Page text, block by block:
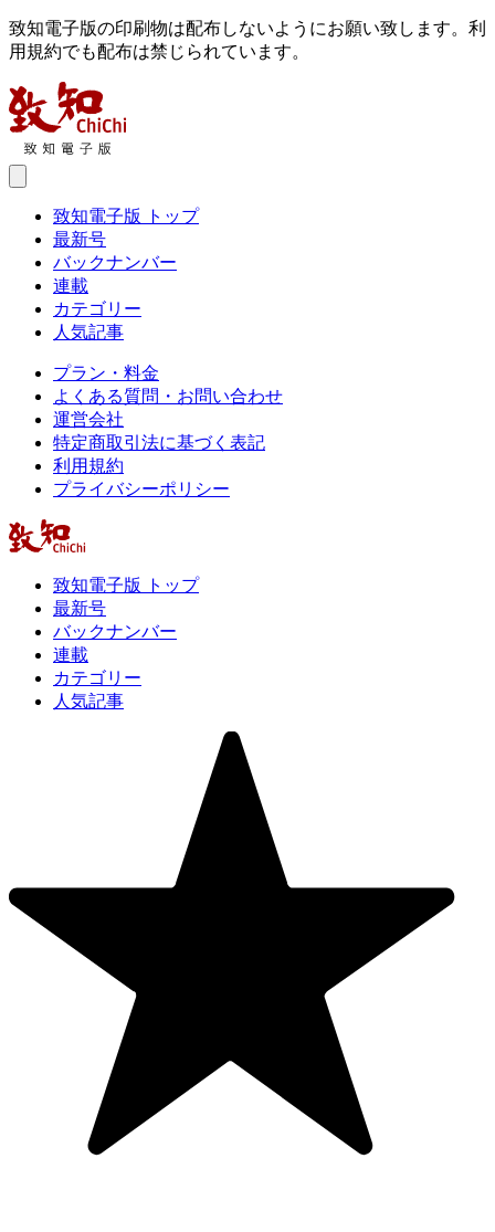
致知電子版の印刷物は配布しないようにお願い致します。利
用規約でも配布は禁じられています。
致知電子版 トップ
最新号
バックナンバー
連載
カテゴリー
人気記事
プラン・料金
よくある質問・お問い合わせ
運営会社
特定商取引法に基づく表記
利用規約
プライバシーポリシー
致知電子版 トップ
最新号
バックナンバー
連載
カテゴリー
人気記事